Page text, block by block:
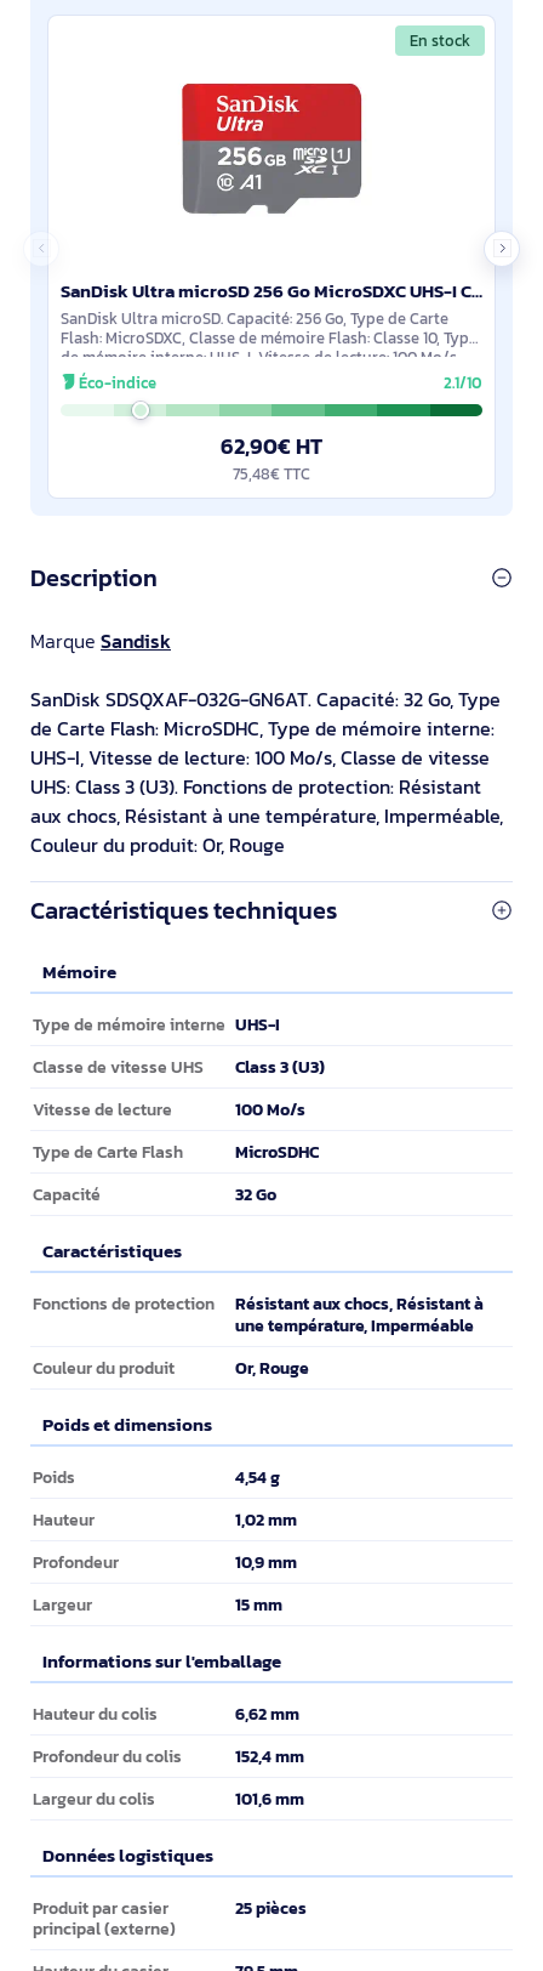
En stock
SanDisk Ultra microSD 256 Go MicroSDXC UHS-I Classe 10 - SDSQUNR-256G-GN6TA
SanDisk Ultra microSD. Capacité: 256 Go, Type de Carte
Flash: MicroSDXC, Classe de mémoire Flash: Classe 10, Type
de mémoire interne: UHS-I, Vitesse de lecture: 100 Mo/s.
Couleur du produit: Gris,
Éco-indice 2.1/10
62,90€ HT
75,48€ TTC
Description
Marque Sandisk
SanDisk SDSQXAF-032G-GN6AT. Capacité: 32 Go, Type
de Carte Flash: MicroSDHC, Type de mémoire interne:
UHS-I, Vitesse de lecture: 100 Mo/s, Classe de vitesse
UHS: Class 3 (U3). Fonctions de protection: Résistant
aux chocs, Résistant à une température, Imperméable,
Couleur du produit: Or, Rouge
Caractéristiques techniques
Mémoire
Mémoire
Type de mémoire interne UHS-I
Classe de vitesse UHS Class 3 (U3)
Vitesse de lecture 100 Mo/s
Type de Carte Flash MicroSDHC
Capacité 32 Go
Caractéristiques
Caractéristiques
Fonctions de protection
Résistant aux chocs, Résistant à
une température, Imperméable
Couleur du produit Or, Rouge
Poids et dimensions
Poids et dimensions
Poids 4,54 g
Hauteur 1,02 mm
Profondeur 10,9 mm
Largeur 15 mm
Informations sur l'emballage
Informations sur l'emballage
Hauteur du colis 6,62 mm
Profondeur du colis 152,4 mm
Largeur du colis 101,6 mm
Données logistiques
Données logistiques
Produit par casier
principal (externe)
25 pièces